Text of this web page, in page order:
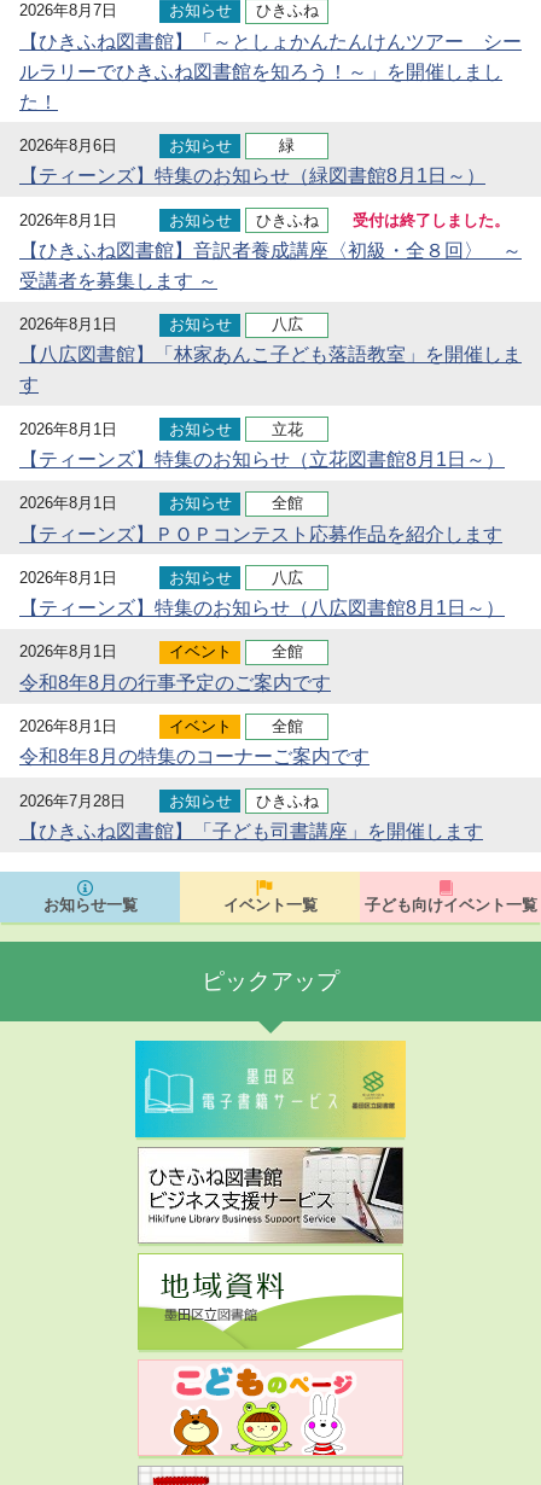
2026年8月7日 お知らせ ひきふね
【ひきふね図書館】「～としょかんたんけんツアー シー
ルラリーでひきふね図書館を知ろう！～」を開催しまし
た！
2026年8月6日 お知らせ 緑
【ティーンズ】特集のお知らせ（緑図書館8月1日～）
2026年8月1日 お知らせ ひきふね 受付は終了しました。
【ひきふね図書館】音訳者養成講座〈初級・全８回〉 ～
受講者を募集します ～
2026年8月1日 お知らせ 八広
【八広図書館】「林家あんこ子ども落語教室」を開催しま
す
2026年8月1日 お知らせ 立花
【ティーンズ】特集のお知らせ（立花図書館8月1日～）
2026年8月1日 お知らせ 全館
【ティーンズ】ＰＯＰコンテスト応募作品を紹介します
2026年8月1日 お知らせ 八広
【ティーンズ】特集のお知らせ（八広図書館8月1日～）
2026年8月1日 イベント 全館
令和8年8月の行事予定のご案内です
2026年8月1日 イベント 全館
令和8年8月の特集のコーナーご案内です
2026年7月28日 お知らせ ひきふね
【ひきふね図書館】「子ども司書講座」を開催します
お知らせ一覧 イベント一覧 子ども向けイベント一覧
ピックアップ